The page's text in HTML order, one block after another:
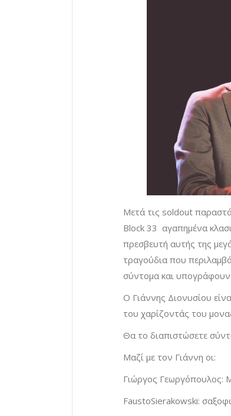
Μετά τις soldout
Block 33 αγαπημένα
πρεσβευτή αυτής της
τραγούδια που
σύντομα και υπογράφουν
Ο Γιάννης Διονυσίου
του χαρίζοντάς του
Θα το διαπιστώσετε
Μαζί με τον Γιάννη οι:
Γιώργος Γεωργόπουλος:
FaustoSierakowski: